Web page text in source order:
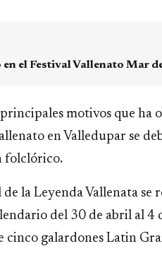
en el Festival Vallenato Mar
motivos que ha
en Valledupar se
folclórico.
la Leyenda Vallenata se
del 30 de abril al 4
cinco galardones Latin